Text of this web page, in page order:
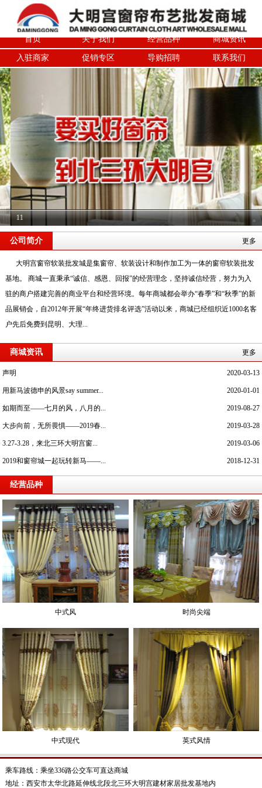
首页 关于我们 经营品种 商城资讯
入驻商家 促销专区 导购招聘 联系我们
11
公司简介 更多
大明宫窗帘软装批发城是集窗帘、软装设计和制作加工为一体的窗帘软装批发
基地。 商城一直秉承“诚信、感恩、回报”的经营理念，坚持诚信经营，努力为入
驻的商户搭建完善的商业平台和经营环境。每年商城都会举办“春季”和“秋季”的新
品展销会，自2012年开展“年终进货排名评选”活动以来，商城已经组织近1000名客
户先后免费到昆明、大理...
商城资讯 更多
2020-03-13
声明
2020-01-01
用新马波德申的风景say summer...
2019-08-27
如期而至——七月的风，八月的...
2019-03-28
大步向前，无所畏惧——2019春...
2019-03-06
3.27-3.28，来北三环大明宫窗...
2018-12-31
2019和窗帘城一起玩转新马——...
经营品种
中式风 时尚尖端
中式现代 英式风情
乘车路线：乘坐336路公交车可直达商城
地址：西安市太华北路延伸线北段北三环大明宫建材家居批发基地内